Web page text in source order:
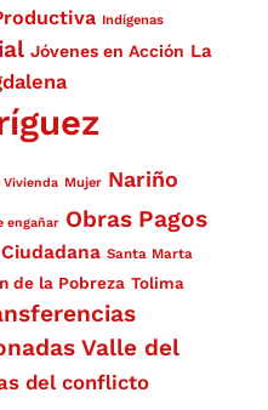
Indígenas
Jóvenes en Acción La
Vivienda Mujer Nariño
engañar Obras Pagos
Santa Marta
de la Pobreza Tolima
Valle del
del conflicto